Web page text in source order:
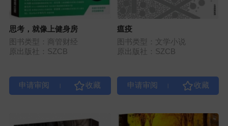
思考，就像上健身房
图书类型：商管财经
原出版社：SZCB
瘟疫
图书类型：文学小说
原出版社：SZCB